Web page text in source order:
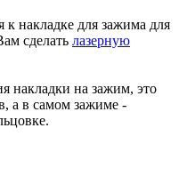
к накладке для зажима для
сделать лазерную
накладки на зажим, это
а в самом зажиме -